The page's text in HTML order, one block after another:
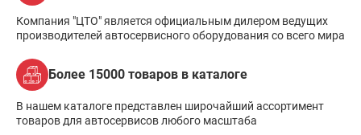
Компания "ЦТО" является официальным дилером ведущих
производителей автосервисного оборудования со всего мира
Более 15000 товаров в каталоге
В нашем каталоге представлен широчайший ассортимент
товаров для автосервисов любого масштаба